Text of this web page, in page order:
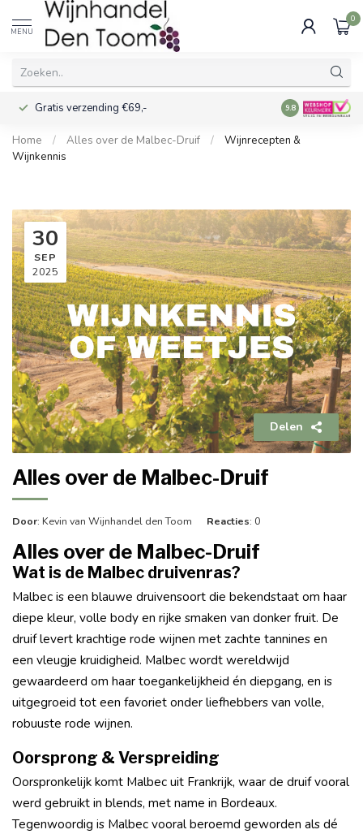
MENU
0
Gratis verzending €69,- Voor 16:00
9.8
Home / Alles over de Malbec-Druif /
Wijnrecepten &
Wijnkennis
30
SEP
2025
Delen
Alles over de Malbec-Druif
Door: Kevin van Wijnhandel den Toom Reacties: 0
Alles over de Malbec-Druif
Wat is de Malbec druivenras?
Malbec is een blauwe druivensoort die bekendstaat om haar
diepe kleur, volle body en rijke smaken van donker fruit. De
druif levert krachtige rode wijnen met zachte tannines en
een vleugje kruidigheid. Malbec wordt wereldwijd
gewaardeerd om haar toegankelijkheid én diepgang, en is
uitgegroeid tot een favoriet onder liefhebbers van volle,
robuuste rode wijnen.
Oorsprong & Verspreiding
Oorspronkelijk komt Malbec uit Frankrijk, waar de druif vooral
werd gebruikt in blends, met name in Bordeaux.
Tegenwoordig is Malbec vooral beroemd geworden als dé